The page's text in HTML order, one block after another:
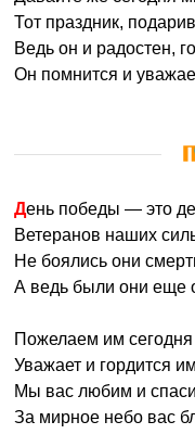
Тот праздник,
Ведь он и радостен,
Он помнится и
День победы — это
Ветеранов наших
Не боялись они
А ведь были они еще
Пожелаем им
Уважает и гордится
Мы вас любим и
За мирное небо вас